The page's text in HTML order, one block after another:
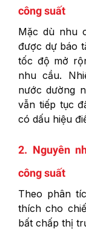
công suất
Mặc dù nhu
được dự báo
tốc độ mở
nhu cầu.
nước dường
vẫn tiếp tục
có dấu hiệu
2. Nguyên
công suất
Theo phân
thích cho
bất chấp thị